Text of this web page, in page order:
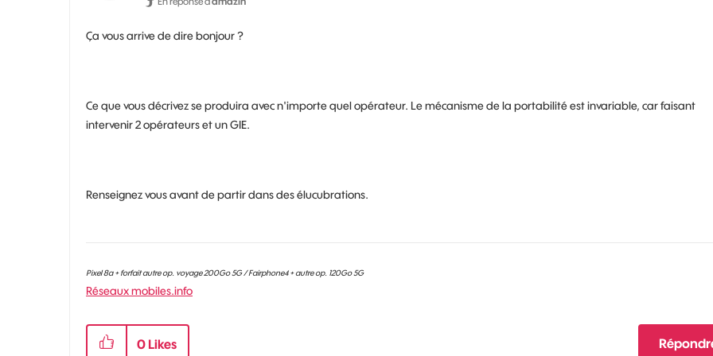
Ça vous arrive de dire bonjour ?
Ce que vous décrivez se produira avec n'importe quel opérateur. Le mécanisme de la portabilité est invariable, car faisant
intervenir 2 opérateurs et un GIE.
Renseignez vous avant de partir dans des élucubrations.
Pixel 8a + forfait autre op. voyage 200Go 5G / Fairphone4 + autre op. 120Go 5G
Réseaux mobiles.info
0 Likes